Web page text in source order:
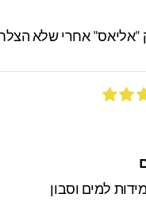
אחרי שלא
למים וסבון